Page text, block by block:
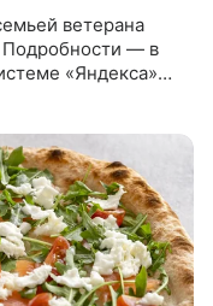
ветерана
— в
«Яндекса»